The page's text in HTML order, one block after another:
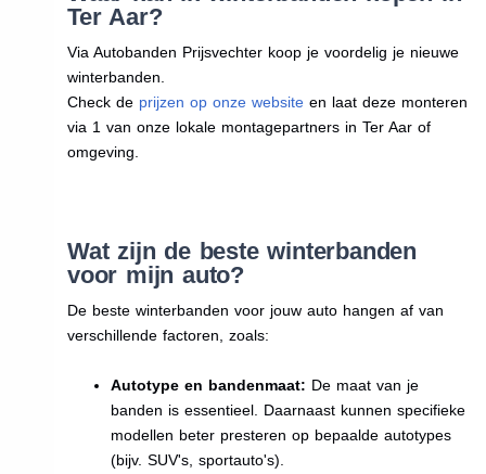
Ter Aar?
Via Autobanden Prijsvechter koop je voordelig je nieuwe
winterbanden.
Check de prijzen op onze websiteen laat deze monteren
via 1 van onze lokale montagepartners in Ter Aar of
omgeving.
Wat zijn de beste winterbanden
voor mijn auto?
De beste winterbanden voor jouw auto hangen af van
verschillende factoren, zoals:
Autotype en bandenmaat: De maat van je
banden is essentieel. Daarnaast kunnen specifieke
modellen beter presteren op bepaalde autotypes
(bijv. SUV's, sportauto's).